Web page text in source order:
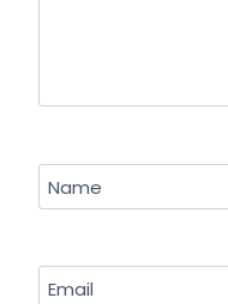
Name
Email